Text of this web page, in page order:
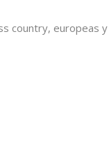
country, europeas y